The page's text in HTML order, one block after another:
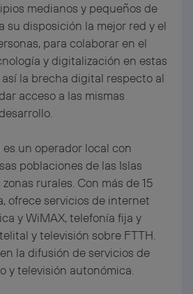
medianos y pequeños de
su disposición la mejor red y el
para colaborar en el
y digitalización en estas
la brecha digital respecto al
acceso a las mismas
un operador local con
poblaciones de las Islas
rurales. Con más de 15
ofrece servicios de internet
y WiMAX, telefonía fija y
y televisión sobre FTTH.
la difusión de servicios de
y televisión autonómica.